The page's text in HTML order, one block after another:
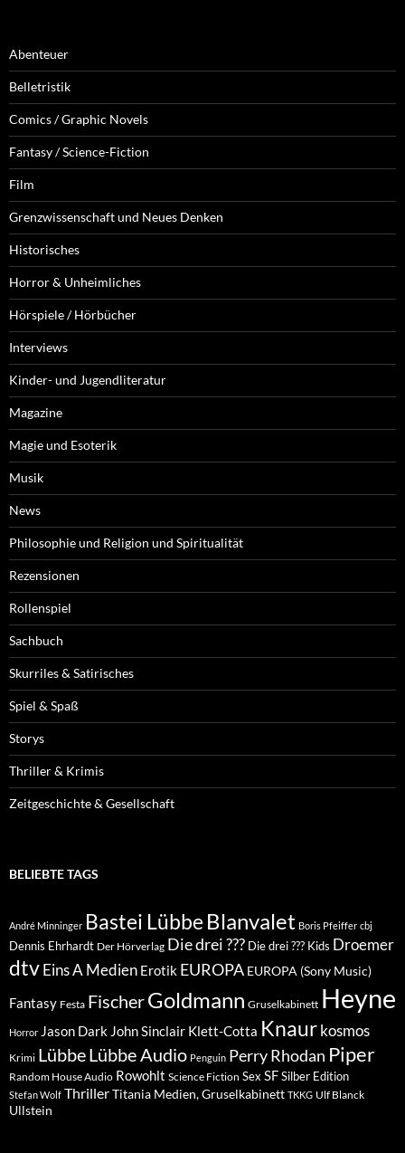
Abenteuer
Belletristik
Comics / Graphic Novels
Fantasy / Science-Fiction
Film
Grenzwissenschaft und Neues Denken
Historisches
Horror & Unheimliches
Hörspiele / Hörbücher
Interviews
Kinder- und Jugendliteratur
Magazine
Magie und Esoterik
Musik
News
Philosophie und Religion und Spiritualität
Rezensionen
Rollenspiel
Sachbuch
Skurriles & Satirisches
Spiel & Spaß
Storys
Thriller & Krimis
Zeitgeschichte & Gesellschaft
BELIEBTE TAGS
André Minninger Bastei Lübbe Blanvalet Boris Pfeiffer cbj
Dennis Ehrhardt Der Hörverlag Die drei ??? Die drei ??? Kids Droemer
dtvEins A Medien Erotik EUROPA EUROPA (Sony Music)
Fantasy Festa FischerGoldmann Gruselkabinett Heyne
Horror Jason Dark John Sinclair Klett-Cotta Knaur kosmos
Krimi LübbeLübbe Audio Penguin Perry Rhodan Piper
Random House Audio Rowohlt Science Fiction Sex SFSilber Edition
Stefan Wolf ThrillerTitania Medien, Gruselkabinett TKKG Ulf Blanck
Ullstein